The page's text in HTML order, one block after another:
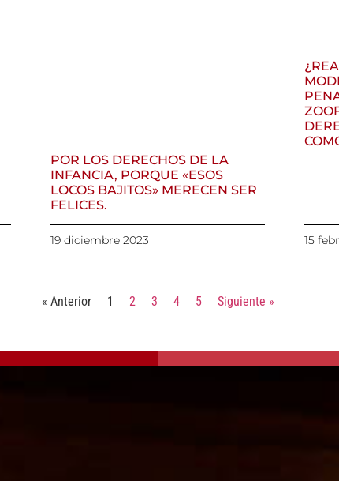
POR LOS DERECHOS DE LA
INFANCIA, PORQUE «ESOS
LOCOS BAJITOS» MERECEN SER
FELICES.
19 diciembre 2023 15
« Anterior 1 2 3 4 5 Siguiente »